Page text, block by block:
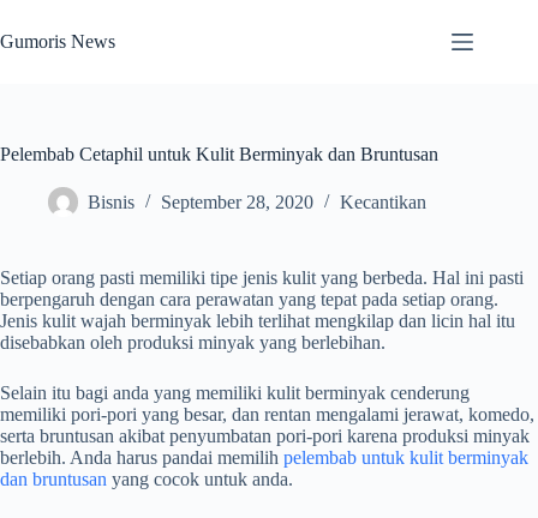
to
content
Gumoris News
Pelembab Cetaphil untuk Kulit Berminyak dan Bruntusan
Bisnis September 28, 2020 Kecantikan
Setiap orang pasti memiliki tipe jenis kulit yang berbeda. Hal ini pasti
berpengaruh dengan cara perawatan yang tepat pada setiap orang.
Jenis kulit wajah berminyak lebih terlihat mengkilap dan licin hal itu
disebabkan oleh produksi minyak yang berlebihan.
Selain itu bagi anda yang memiliki kulit berminyak cenderung
memiliki pori-pori yang besar, dan rentan mengalami jerawat, komedo,
serta bruntusan akibat penyumbatan pori-pori karena produksi minyak
berlebih. Anda harus pandai memilih pelembab untuk kulit berminyak
dan bruntusan yang cocok untuk anda.